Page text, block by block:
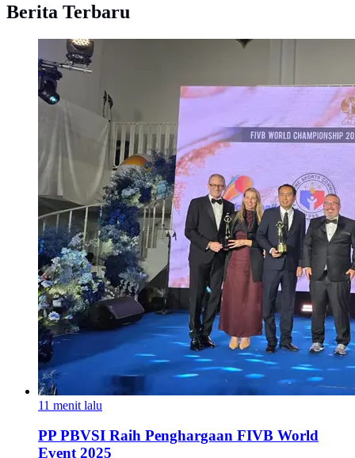
Berita Terbaru
11 menit lalu
PP PBVSI Raih Penghargaan FIVB World
Event 2025